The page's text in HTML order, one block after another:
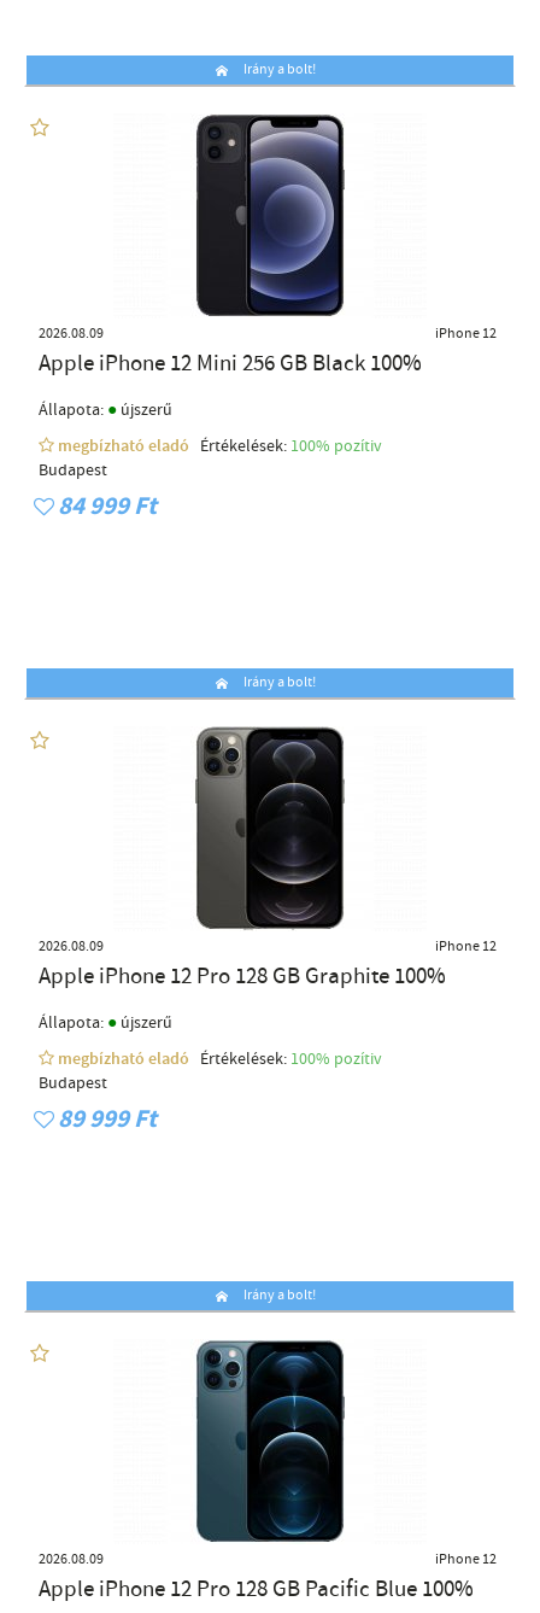
Irány a bolt!
2026.08.09 iPhone 12
Apple iPhone 12 Mini 256 GB Black 100%
Állapota: ● újszerű
megbízható eladó
Értékelések: 100% pozítiv
Budapest
84 999 Ft
Irány a bolt!
2026.08.09 iPhone 12
Apple iPhone 12 Pro 128 GB Graphite 100%
Állapota: ● újszerű
megbízható eladó
Értékelések: 100% pozítiv
Budapest
89 999 Ft
Irány a bolt!
2026.08.09 iPhone 12
Apple iPhone 12 Pro 128 GB Pacific Blue 100%